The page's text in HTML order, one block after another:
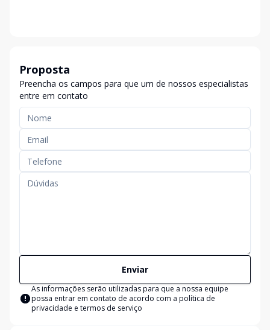
Proposta
Preencha os campos para que um de nossos especialistas
entre em contato
Enviar
As informações serão utilizadas para que a nossa equipe
possa entrar em contato de acordo com a política de
privacidade e termos de serviço